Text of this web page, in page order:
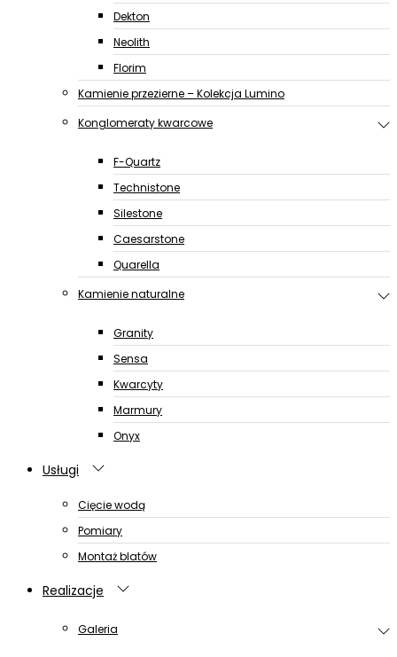
Dekton
Neolith
Florim
Kamienie przezierne – Kolekcja Lumino
Konglomeraty kwarcowe
F-Quartz
Technistone
Silestone
Caesarstone
Quarella
Kamienie naturalne
Granity
Sensa
Kwarcyty
Marmury
Onyx
Usługi
Cięcie wodą
Pomiary
Montaż blatów
Realizacje
Galeria